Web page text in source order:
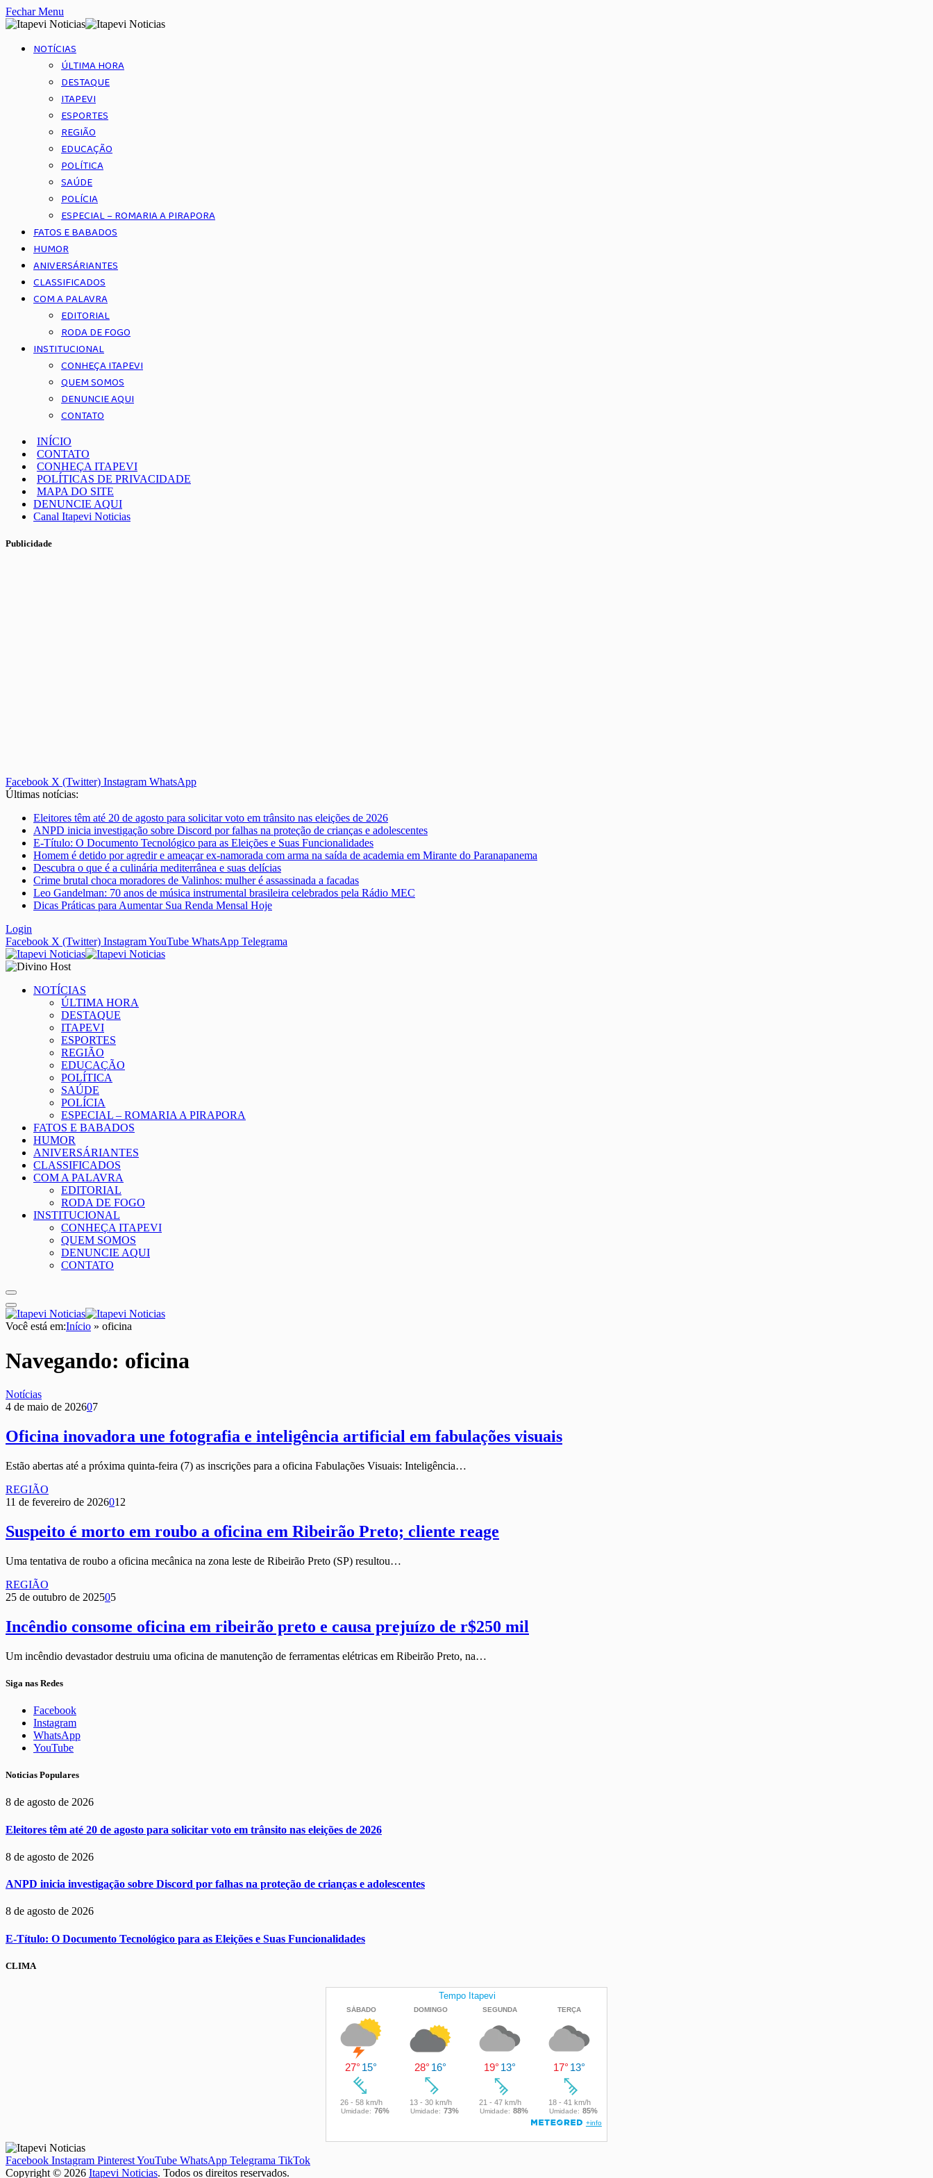
Fechar Menu
NOTÍCIAS
ÚLTIMA HORA
DESTAQUE
ITAPEVI
ESPORTES
REGIÃO
EDUCAÇÃO
POLÍTICA
SAÚDE
POLÍCIA
ESPECIAL – ROMARIA A PIRAPORA
FATOS E BABADOS
HUMOR
ANIVERSÁRIANTES
CLASSIFICADOS
COM A PALAVRA
EDITORIAL
RODA DE FOGO
INSTITUCIONAL
CONHEÇA ITAPEVI
QUEM SOMOS
DENUNCIE AQUI
CONTATO
INÍCIO
CONTATO
CONHEÇA ITAPEVI
POLÍTICAS DE PRIVACIDADE
MAPA DO SITE
DENUNCIE AQUI
Canal Itapevi Noticias
Publicidade
Facebook X (Twitter) Instagram WhatsApp
Últimas notícias:
Eleitores têm até 20 de agosto para solicitar voto em trânsito nas eleições de 2026
ANPD inicia investigação sobre Discord por falhas na proteção de crianças e adolescentes
E-Título: O Documento Tecnológico para as Eleições e Suas Funcionalidades
Homem é detido por agredir e ameaçar ex-namorada com arma na saída de academia em Mirante do Paranapanema
Descubra o que é a culinária mediterrânea e suas delícias
Crime brutal choca moradores de Valinhos: mulher é assassinada a facadas
Leo Gandelman: 70 anos de música instrumental brasileira celebrados pela Rádio MEC
Dicas Práticas para Aumentar Sua Renda Mensal Hoje
Login
Facebook X (Twitter) InstagramYouTube WhatsApp Telegrama
NOTÍCIAS
ÚLTIMA HORA
DESTAQUE
ITAPEVI
ESPORTES
REGIÃO
EDUCAÇÃO
POLÍTICA
SAÚDE
POLÍCIA
ESPECIAL – ROMARIA A PIRAPORA
FATOS E BABADOS
HUMOR
ANIVERSÁRIANTES
CLASSIFICADOS
COM A PALAVRA
EDITORIAL
RODA DE FOGO
INSTITUCIONAL
CONHEÇA ITAPEVI
QUEM SOMOS
DENUNCIE AQUI
CONTATO
Você está em:Início » oficina
Navegando: oficina
Notícias
4 de maio de 202607
Oficina inovadora une fotografia e inteligência artificial em fabulações visuais
Estão abertas até a próxima quinta-feira (7) as inscrições para a oficina Fabulações Visuais: Inteligência…
REGIÃO
11 de fevereiro de 2026012
Suspeito é morto em roubo a oficina em Ribeirão Preto; cliente reage
Uma tentativa de roubo a oficina mecânica na zona leste de Ribeirão Preto (SP) resultou…
REGIÃO
25 de outubro de 202505
Incêndio consome oficina em ribeirão preto e causa prejuízo de r$250 mil
Um incêndio devastador destruiu uma oficina de manutenção de ferramentas elétricas em Ribeirão Preto, na…
Siga nas Redes
Facebook
Instagram
WhatsApp
YouTube
Noticias Populares
8 de agosto de 2026
Eleitores têm até 20 de agosto para solicitar voto em trânsito nas eleições de 2026
8 de agosto de 2026
ANPD inicia investigação sobre Discord por falhas na proteção de crianças e adolescentes
8 de agosto de 2026
E-Título: O Documento Tecnológico para as Eleições e Suas Funcionalidades
CLIMA
Facebook Instagram PinterestYouTube WhatsApp Telegrama TikTok
Copyright © 2026 Itapevi Noticias. Todos os direitos reservados.